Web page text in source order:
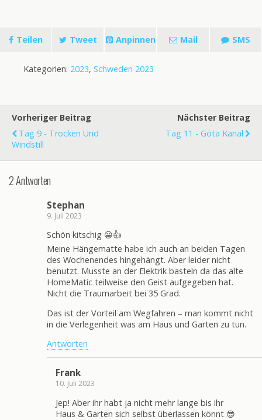
Teilen Tweet Anpinnen Mail SMS
Kategorien: 2023, Schweden 2023
Vorheriger Beitrag
Tag 9 - Trocken Und
Windstill
Nächster Beitrag
Tag 11 - Göta Kanal
2 Antworten
Stephan
9. Juli 2023
Schön kitschig 😀👍
Meine Hängematte habe ich auch an beiden Tagen
des Wochenendes hingehängt. Aber leider nicht
benutzt. Musste an der Elektrik basteln da das alte
HomeMatic teilweise den Geist aufgegeben hat.
Nicht die Traumarbeit bei 35 Grad.
Das ist der Vorteil am Wegfahren – man kommt nicht
in die Verlegenheit was am Haus und Garten zu tun.
Antworten
Frank
10. Juli 2023
Jep! Aber ihr habt ja nicht mehr lange bis ihr
Haus & Garten sich selbst überlassen könnt 😎